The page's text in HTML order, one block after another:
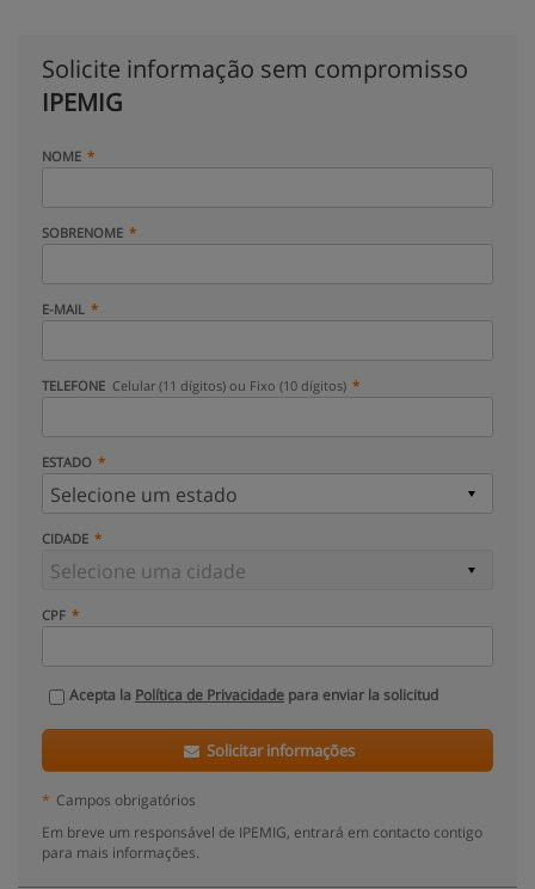
Solicite informação sem compromisso
IPEMIG
NOME
SOBRENOME
E-MAIL
TELEFONE Celular (11 dígitos) ou Fixo (10 dígitos)
ESTADO
CIDADE
CPF
Acepta la Política de Privacidade para enviar la solicitud
Solicitar informações
* Campos obrigatórios
Em breve um responsável de IPEMIG, entrará em contacto contigo
para mais informações.